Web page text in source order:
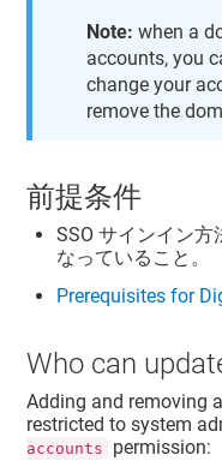
Note: when a
accounts, you
change your
remove the
前提条件
SSO サインイン方
なっていること。
Prerequisites for
Who can
Adding and removing
restricted to system
accounts
permission: